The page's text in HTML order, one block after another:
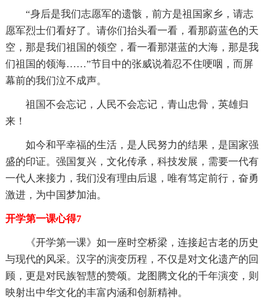
“身后是我们志愿军的遗骸，前方是祖国家乡，请志
愿军烈士们看好了。请你们抬头看一看，看那蔚蓝色的天
空，那是我们祖国的领空，看一看那湛蓝的大海，那是我
们祖国的领海……”节目中的张威说着忍不住哽咽，而屏
幕前的我们泣不成声。
祖国不会忘记，人民不会忘记，青山忠骨，英雄归
来！
如今和平幸福的生活，是人民努力的结果，是国家强
盛的印证。强国复兴，文化传承，科技发展，需要一代有
一代人来接力，我们没有理由后退，唯有笃定前行，奋勇
激进，为中国梦加油。
开学第一课心得7
《开学第一课》如一座时空桥梁，连接起古老的历史
与现代的风采。汉字的演变历程，不仅是对文化遗产的回
顾，更是对民族智慧的赞颂。龙图腾文化的千年演变，则
映射出中华文化的丰富内涵和创新精神。